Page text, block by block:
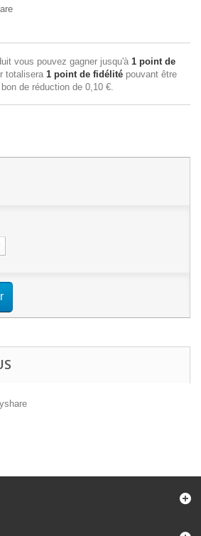
vous pouvez gagner jusqu'à 1 point de
totalisera 1 point de fidélité pouvant être
de réduction de 0,10 €.